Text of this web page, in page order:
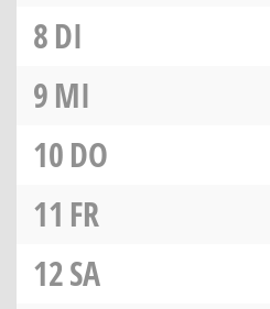
8DI
9MI
10DO
11 FR
12SA